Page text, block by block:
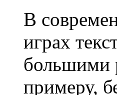
В
играх
большими
примеру,